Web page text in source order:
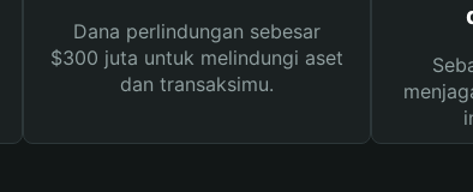
Dana perlindungan sebesar
$300 juta untuk melindungi aset
dan transaksimu.